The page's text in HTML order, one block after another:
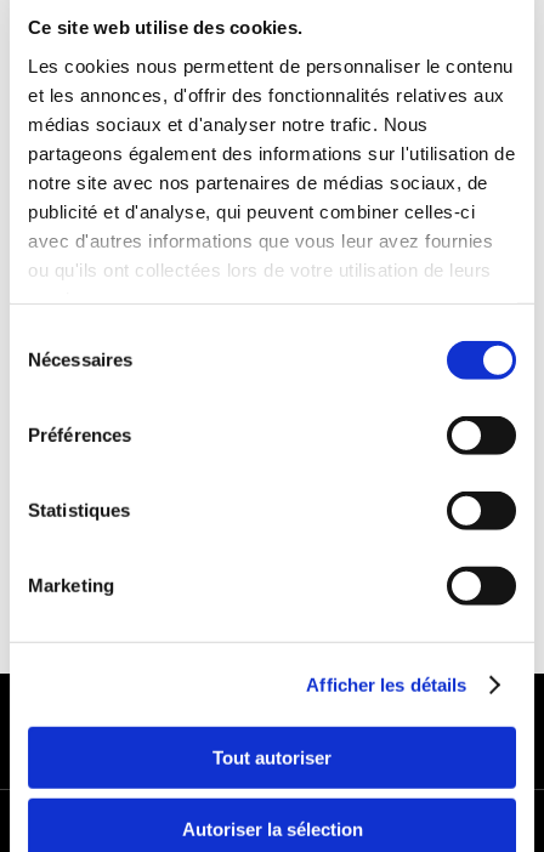
Ce site web utilise des cookies.
Les cookies nous permettent de personnaliser le contenu
et les annonces, d'offrir des fonctionnalités relatives aux
médias sociaux et d'analyser notre trafic. Nous
partageons également des informations sur l'utilisation de
notre site avec nos partenaires de médias sociaux, de
publicité et d'analyse, qui peuvent combiner celles-ci
avec d'autres informations que vous leur avez fournies
ou qu'ils ont collectées lors de votre utilisation de leurs
Nécessaires
Préférences
Statistiques
Marketing
Afficher les détails
Tout autoriser
Autoriser la sélection
INCLUS À LA LOCATION
Killométrage illimité
Assurance tous risques (hors franchise)
Carburant : plein à rendre plein
CONDITIONS DE LOCATION
Age minimum :20 ans
Années de permis :2 ans
ASSURANCE
MODES DE PAIEMENT